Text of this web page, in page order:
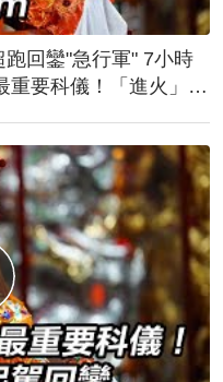
回鑾"急行軍" 7小時
重要科儀！「進火」儀